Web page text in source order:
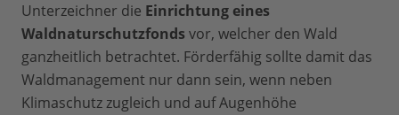
Unterzeichner die Einrichtung eines
Waldnaturschutzfonds vor, welcher den Wald
ganzheitlich betrachtet. Förderfähig sollte damit das
Waldmanagement nur dann sein, wenn neben
Klimaschutz zugleich und auf Augenhöhe